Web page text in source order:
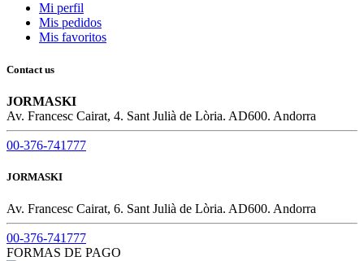
Mi perfil
Mis pedidos
Mis favoritos
Contact us
JORMASKI
Av. Francesc Cairat, 4. Sant Julià de Lòria. AD600. Andorra
00-376-741777
JORMASKI
Av. Francesc Cairat, 6. Sant Julià de Lòria. AD600. Andorra
00-376-741777
FORMAS DE PAGO